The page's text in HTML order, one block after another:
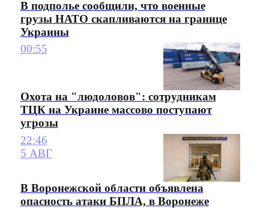
В подполье сообщили, что военные
грузы НАТО скапливаются на границе
Украины
00:55
Охота на "людоловов": сотрудникам
ТЦК на Украине массово поступают
угрозы
22:46
5 АВГ
В Воронежской области объявлена
опасность атаки БПЛА, в Воронеже